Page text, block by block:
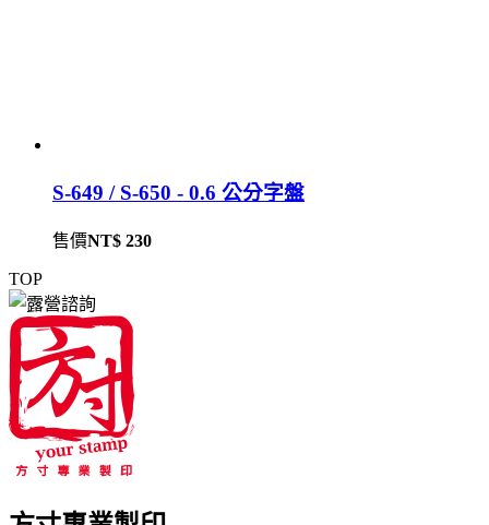
S-649 / S-650 - 0.6 公分字盤
售價NT$ 230
TOP